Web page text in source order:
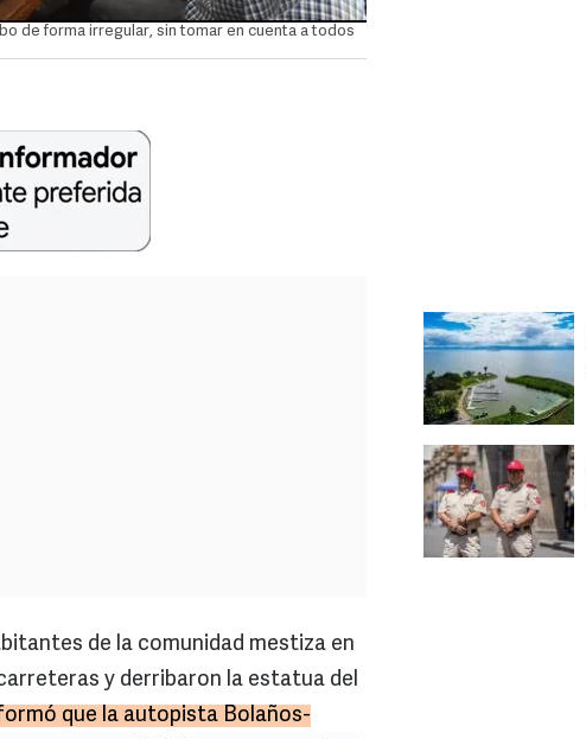
de forma irregular, sin tomar en cuenta a todos
de la comunidad mestiza en
y derribaron la estatua del
que la autopista Bolaños-